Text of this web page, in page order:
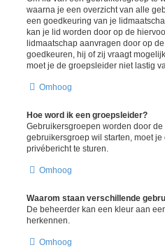
waarna je een overzicht van alle
een goedkeuring van je
kan je lid worden door op de
lidmaatschap aanvragen door op
goedkeuren, hij of zij vraagt
moet je de groepsleider niet lastig
Omhoog
Hoe word ik een groepsleider?
Gebruikersgroepen worden door
gebruikersgroep wil starten, moet
privébericht te sturen.
Omhoog
Waarom staan verschillende
De beheerder kan een kleur aan
herkennen.
Omhoog